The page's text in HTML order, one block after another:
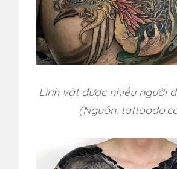
Linh vật được nhiều người
(Nguồn: